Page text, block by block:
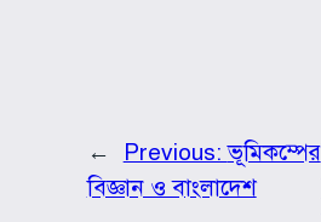
← Previous:ভূমিকম্পের
বিজ্ঞান ও বাংলাদেশ